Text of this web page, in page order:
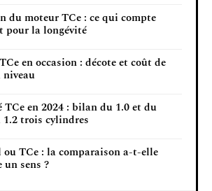
du moteur TCe : ce qui compte
pour la longévité
en occasion : décote et coût de
niveau
en 2024 : bilan du 1.0 et du
1.2 trois cylindres
ou TCe : la comparaison a-t-elle
un sens ?